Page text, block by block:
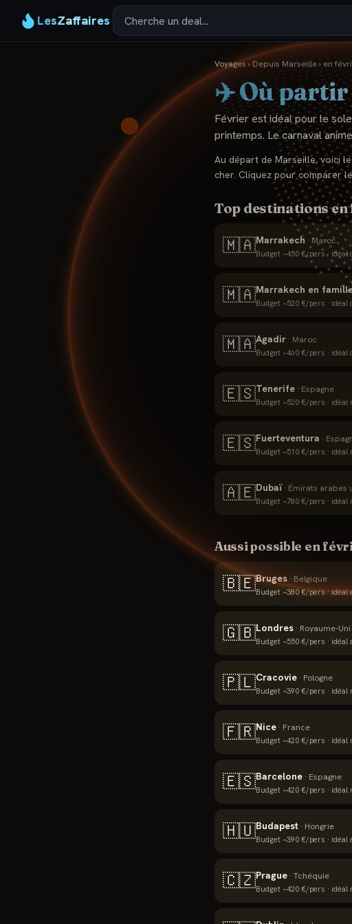
LesZaffaires
Voyages› Depuis Marseille› en
✈️ Où
Février est idéal pour le
printemps. Le carnaval
Au départ de Marseille, voici
cher. Cliquez pour comparer
Top destinations en
🇲🇦Marrakech · Maroc
Budget ~450 €/pers · idéal
🇲🇦Marrakech en
Budget ~520 €/pers · idéal
🇲🇦Agadir · Maroc
Budget ~460 €/pers · idéal
🇪🇸Tenerife · Espagne
Budget ~520 €/pers · idéal
🇪🇸Fuerteventura ·
Budget ~510 €/pers · idéal
🇦🇪Dubaï· Émirats arabes
Budget ~780 €/pers · idéal
Aussi possible en
🇧🇪Bruges · Belgique
Budget ~380€/pers · idéal
🇬🇧Londres · Royaume-Uni
Budget ~550 €/pers · idéal
🇵🇱Cracovie · Pologne
Budget ~390 €/pers · idéal
🇫🇷Nice · France
Budget ~420 €/pers · idéal
🇪🇸Barcelone · Espagne
Budget ~420 €/pers · idéal
🇭🇺Budapest · Hongrie
Budget ~390 €/pers · idéal
🇨🇿Prague · Tchéquie
Budget ~420 €/pers · idéal